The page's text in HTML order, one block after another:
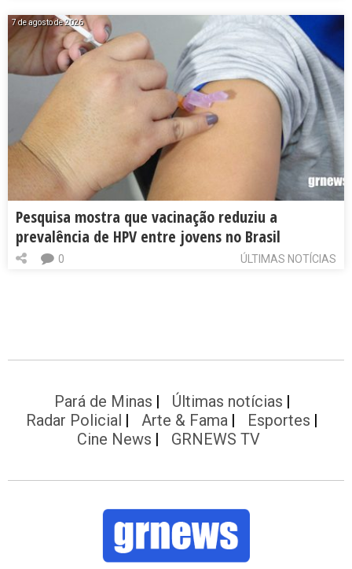
7 de agosto de 2026
Pesquisa mostra que vacinação reduziu a
prevalência de HPV entre jovens no Brasil
ÚLTIMAS NOTÍCIAS
0
Pará de Minas
Últimas notícias
Radar Policial
Arte & Fama
Esportes
Cine News
GRNEWS TV